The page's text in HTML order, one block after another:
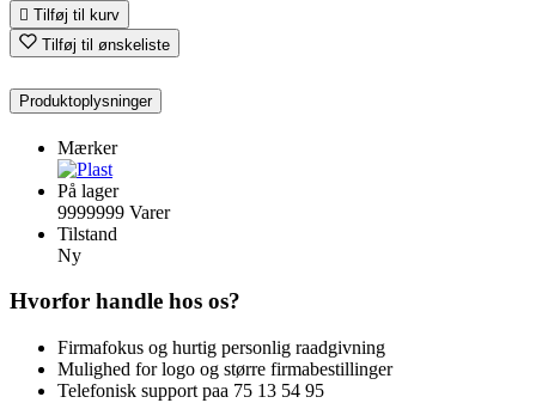
 Tilføj til kurv
Tilføj til ønskeliste
Produktoplysninger
Mærker
På lager
9999999 Varer
Tilstand
Ny
Hvorfor handle hos os?
Firmafokus og hurtig personlig raadgivning
Mulighed for logo og større firmabestillinger
Telefonisk support paa 75 13 54 95